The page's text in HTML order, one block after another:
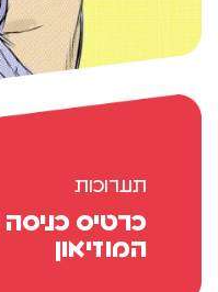
תערוכות
כרטיס
המוזיאון